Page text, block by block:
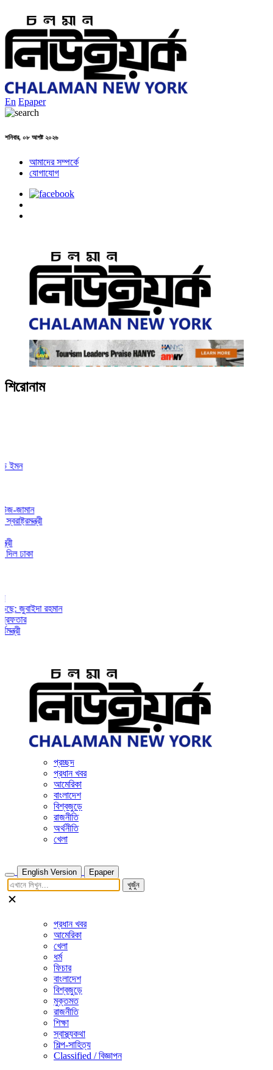
En Epaper
শনিবার, ০৮ আগষ্ট ২০২৬
আমাদের সম্পর্কে
যোগাযোগ
শিরোনাম
রহমান
প্রচ্ছদ
প্রধান খবর
আমেরিকা
বাংলাদেশ
বিশ্বজুড়ে
রাজনীতি
অর্থনীতি
খেলা
English Version
Epaper
খুজুঁন
প্রধান খবর
আমেরিকা
খেলা
ধর্ম
ফিচার
বাংলাদেশ
বিশ্বজুড়ে
মুক্তমত
রাজনীতি
শিক্ষা
স্বাস্থ্যকথা
শিল্প-সাহিত্য
Classified / বিজ্ঞাপন